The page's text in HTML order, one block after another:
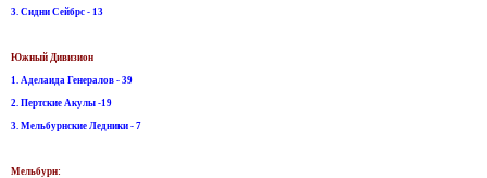
3. Сидни Сейбрс - 13
Южный Дивизион
1. Аделаида Генералов - 39
2. Пертские Акулы -19
3. Мельбурнские Ледники - 7
Мельбурн: